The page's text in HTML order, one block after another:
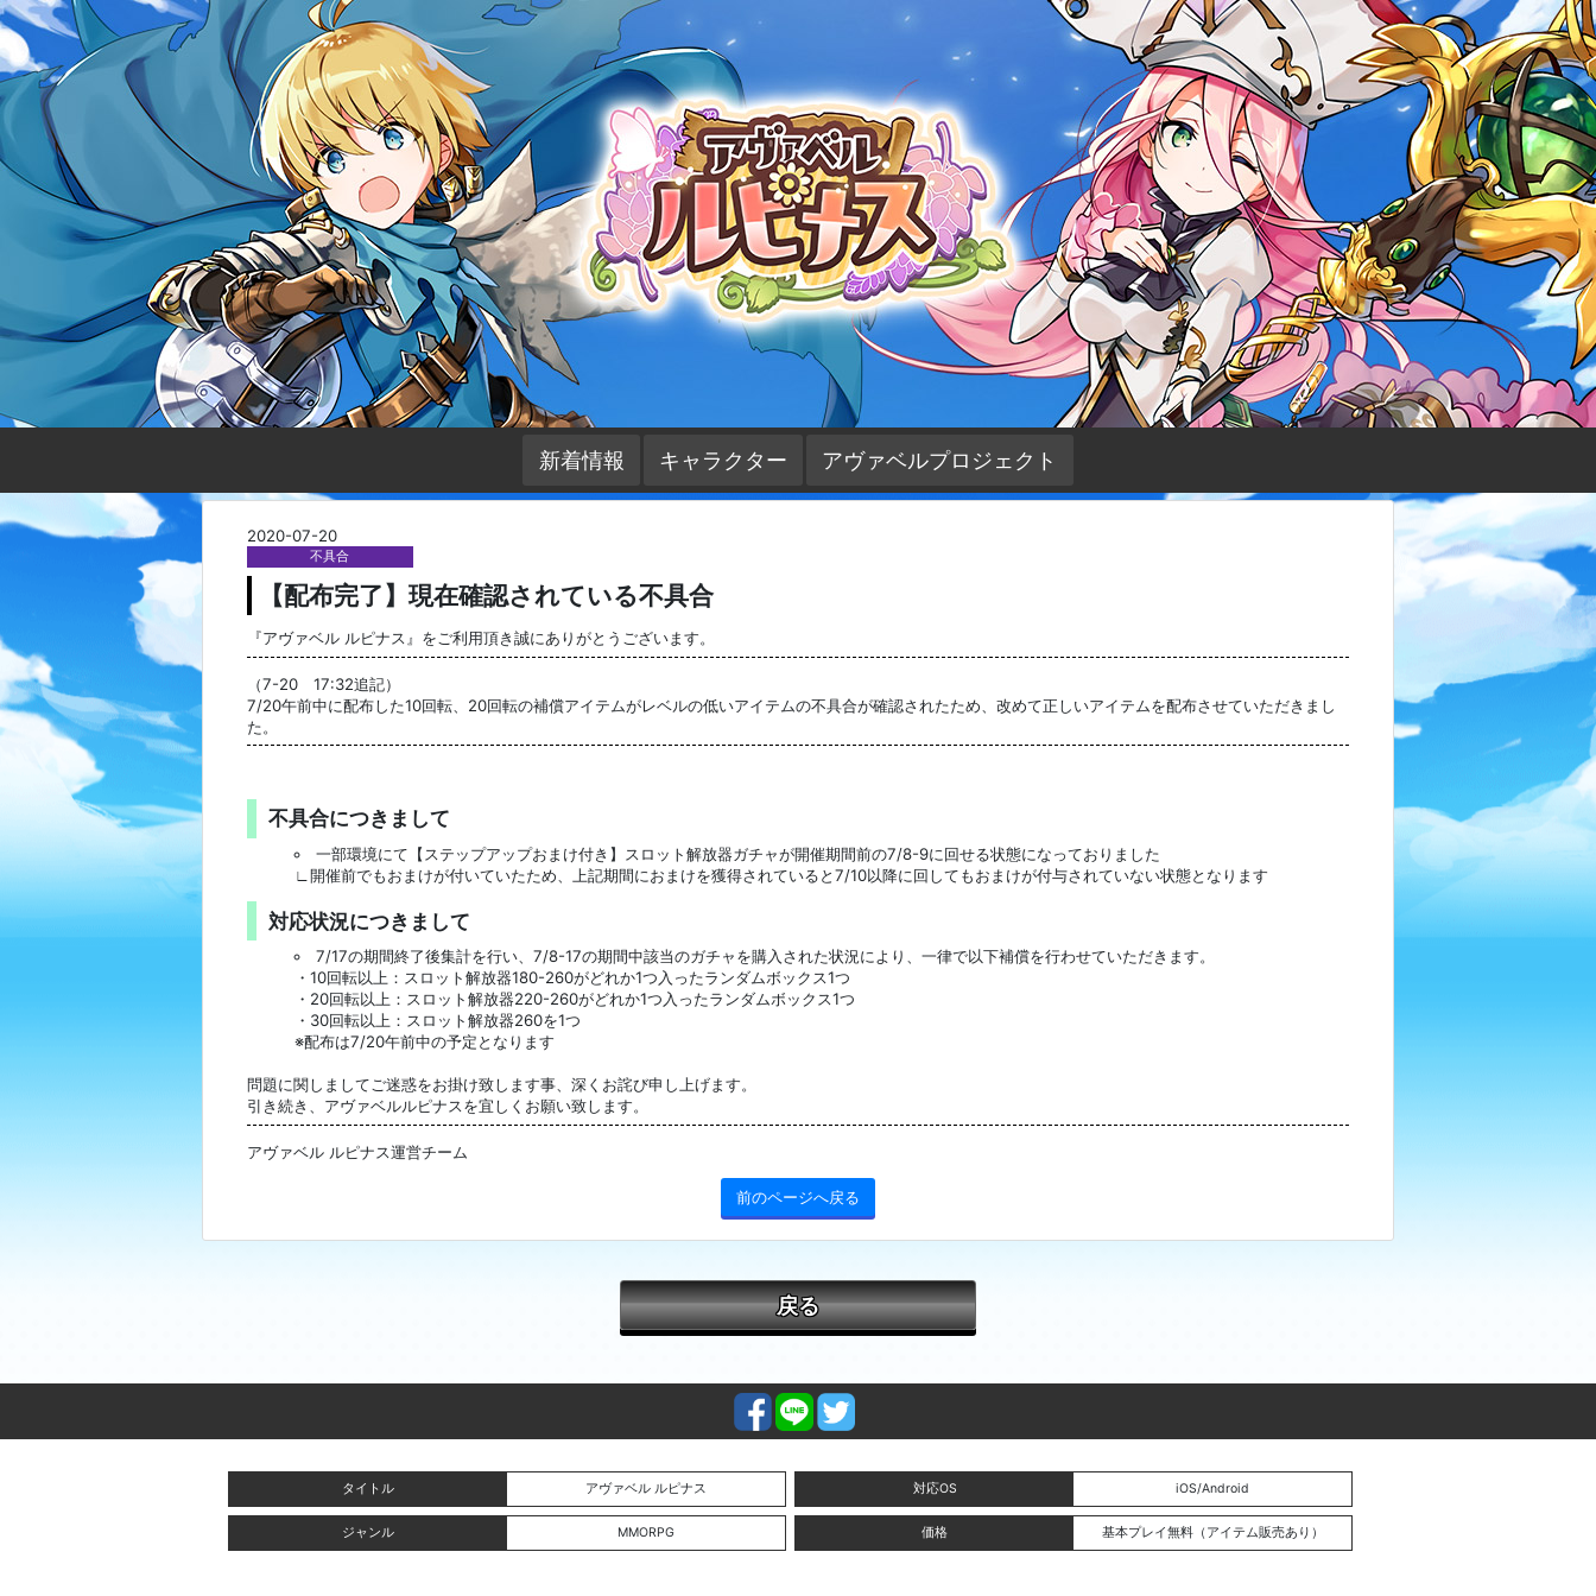
新着情報 キャラクター アヴァベルプロジェクト
2020-07-20
不具合
【配布完了】現在確認されている不具合
『アヴァベル ルピナス』をご利用頂き誠にありがとうございます。
（7-20 17:32追記）
7/20午前中に配布した10回転、20回転の補償アイテムがレベルの低いアイテムの不具合が確認されたため、改めて正しいアイテムを配布させていただきまし
た。
不具合につきまして
一部環境にて【ステップアップおまけ付き】スロット解放器ガチャが開催期間前の7/8-9に回せる状態になっておりました
∟開催前でもおまけが付いていたため、上記期間におまけを獲得されていると7/10以降に回してもおまけが付与されていない状態となります
対応状況につきまして
7/17の期間終了後集計を行い、7/8-17の期間中該当のガチャを購入された状況により、一律で以下補償を行わせていただきます。
・10回転以上：スロット解放器180-260がどれか1つ入ったランダムボックス1つ
・20回転以上：スロット解放器220-260がどれか1つ入ったランダムボックス1つ
・30回転以上：スロット解放器260を1つ
※配布は7/20午前中の予定となります
問題に関しましてご迷惑をお掛け致します事、深くお詫び申し上げます。
引き続き、アヴァベルルピナスを宜しくお願い致します。
アヴァベル ルピナス運営チーム
前のページへ戻る
戻る
タイトル アヴァベル ルピナス 対応OS iOS/Android
ジャンル MMORPG 価格 基本プレイ無料（アイテム販売あり）